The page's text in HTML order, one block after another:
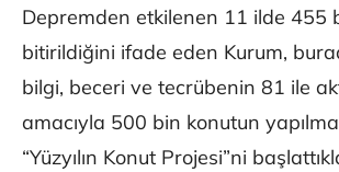
Depremden etkilenen 11 ilde 455
bitirildiğini ifade eden Kurum,
bilgi, beceri ve tecrübenin 81 ile
amacıyla 500 bin konutun
“Yüzyılın Konut Projesi”ni